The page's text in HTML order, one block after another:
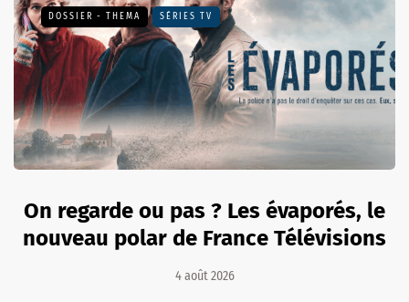
DOSSIER - THEMA SÉRIES TV
On regarde ou pas ? Les évaporés, le
nouveau polar de France Télévisions
4 août 2026